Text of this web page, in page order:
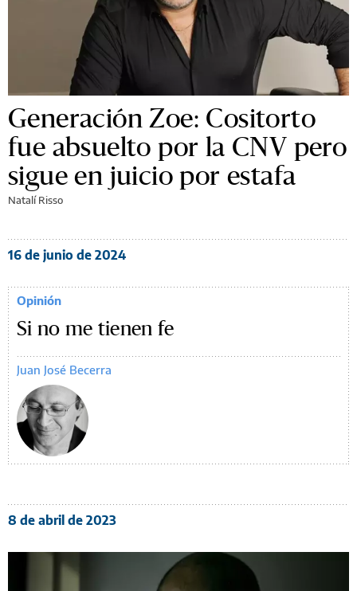
Generación Zoe: Cositorto
fue absuelto por la CNV pero
sigue en juicio por estafa
Natalí Risso
16 de junio de 2024
Opinión
Si no me tienen fe
Juan José Becerra
8 de abril de 2023